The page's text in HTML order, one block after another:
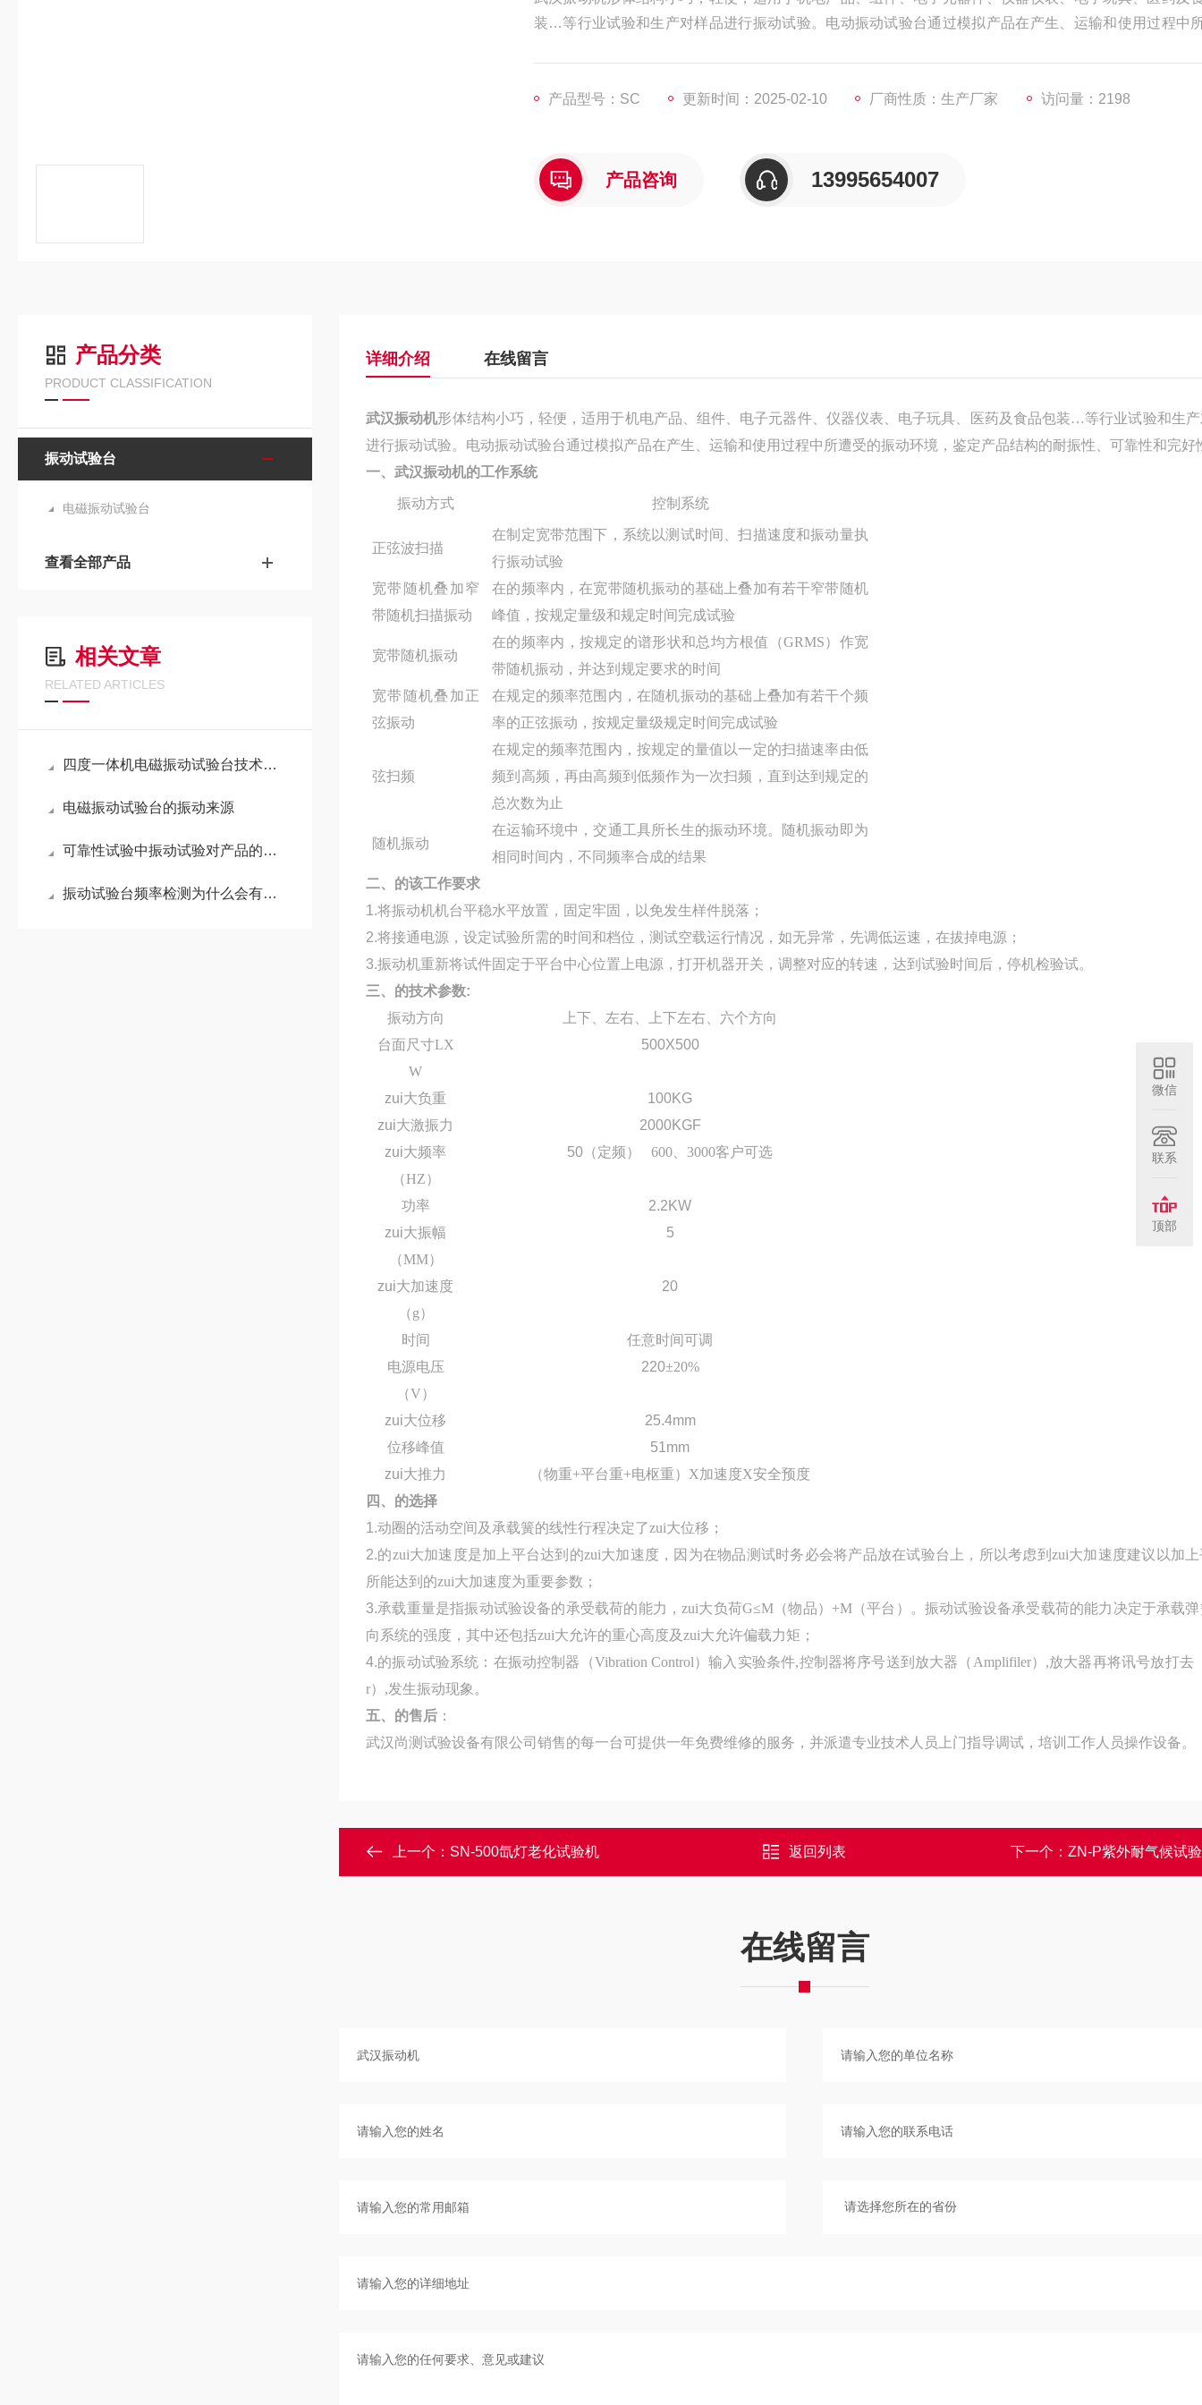
装…等行业试验和生产对样品进行振动试验。电动振动试验台通过模拟产品在产生、运输和使用过程中
产品型号：SC 更新时间：2025-02-10 厂商性质：生产厂家 访问量：2198
产品咨询 13995654007
产品分类
PRODUCT CLASSIFICATION
振动试验台
电磁振动试验台
查看全部产品
相关文章
RELATED ARTICLES
四度一体机电磁振动试验台技术规格书
电磁振动试验台的振动来源
可靠性试验中振动试验对产品的影响
振动试验台频率检测为什么会有偏差？
详细介绍 在线留言
武汉振动机形体结构小巧，轻便，适用于机电产品、组件、电子元器件、仪器仪表、电子玩具、医药及食品包装…等行业试验和生
进行振动试验。 电动振动试验台通过模拟产品在产生、 运输和使用过程中所遭受的振动环境， 鉴定产品结构的耐振性、可靠性和完好
一、 武汉振动机的工作系统
振动方式 控制系统
正弦波扫描
在制定宽带范围下，系统以测试时间、扫描速度和振动量执
行振动试验
宽带随机叠加窄
带随机扫描振动
在的频率内，在宽带随机振动的基础上叠加有若干窄带随机
峰值，按规定量级和规定时间完成试验
宽带随机振动
在的频率内，按规定的谱形状和总均方根值 （GRMS） 作宽
带随机振动，并达到规定要求的时间
宽带随机叠加正
弦振动
在规定的频率范围内，在随机振动的基础上叠加有若干个频
率的正弦振动，按规定量级规定时间完成试验
弦扫频
在规定的频率范围内，按规定的量值以一定的扫描速率由低
频到高频，再由高频到低频作为一次扫频，直到达到规定的
总次数为止
随机振动
在运输环境中，交通工具所长生的振动环境。随机振动即为
相同时间内，不同频率合成的结果
二、的该工作要求
1.将振动机机台平稳水平放置，固定牢固，以免发生样件脱落；
2.将接通电源，设定试验所需的时间和档位，测试空载运行情况，如无异常，先调低运速，在拔掉电源；
3.振动机重新将试件固定于平台中心位置上电源，打开机器开关，调整对应的转速，达到试验时间后，停机检验试。
三、的技术参数:
振动方向
上下、左右、上下左右、六个方向
台面尺寸LX
W
500X500
zui大负重
100KG
zui大激振力
2000KGF
zui大频率
（HZ）
50（定频） 600 3000客户可选
功率
2.2KW
zui大振幅
（MM）
5
zui大加速度
（g）
20
时间
任意时间可调
电源电压
（V）
220±20%
zui大位移
25.4mm
位移峰值
51mm
zui大推力
（物重+平台重+电枢重）X加速度X安全预度
四、的选择
1.动圈的活动空间及承载簧的线性行程决定了zui大位移；
2.的zui大加速度是加上平台达到的zui大加速度，因为在物品测试时务必会将产品放在试验台上，所以考虑到zui大加速度建议以加
所能达到的zui大加速度为重要参数；
3.承载重量是指振动试验设备的承受载荷的能力，zui大负荷G≤M（物品）+M（平台 ）
。振动试验设备承受载荷的能力决定于承载
向系统的强度，其中还包括zui大允许的重心高度及zui大允许偏载力矩；
4.的振动试验系统：在振动控制器 （Vibration Control）输入实验条件,控制器将序号送到放大器 （Amplifiler）,放大器再将讯号放打去
r）,发生振动现象。
五、的售后 ：
武汉尚测试验设备有限公司销售的每一台可提供一年免费维修的服务，并派遣专业技术人员上门指导调试，培训工作人员操作设备。
上一个： SN-500氙灯老化试验机 返回列表 下一个： ZN-P紫外耐气候试
在线留言
微信
联系
顶部